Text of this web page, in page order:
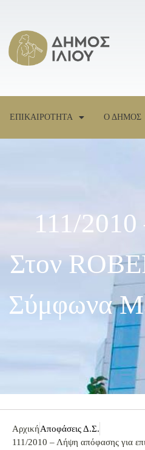
ΕΠΙΚΑΙΡΟΤΗΤΑ Ο ΔΗΜΟΣ
111/
Στον
Σύμφωνα
ΑρχικήΑποφάσεις Δ.Σ.
111/2010 – Λήψη απόφασης για